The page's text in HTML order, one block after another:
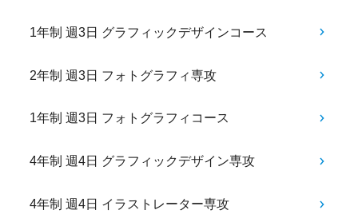
1年制 週3日 グラフィックデザインコース
2年制 週3日 フォトグラフィ専攻
1年制 週3日 フォトグラフィコース
4年制 週4日 グラフィックデザイン専攻
4年制 週4日 イラストレーター専攻